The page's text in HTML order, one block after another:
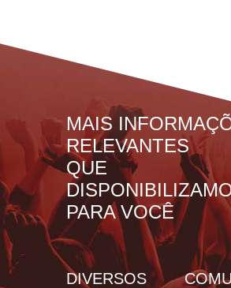
MAIS
RELEVANTES
QUE
PARA VOCÊ
DIVERSOS